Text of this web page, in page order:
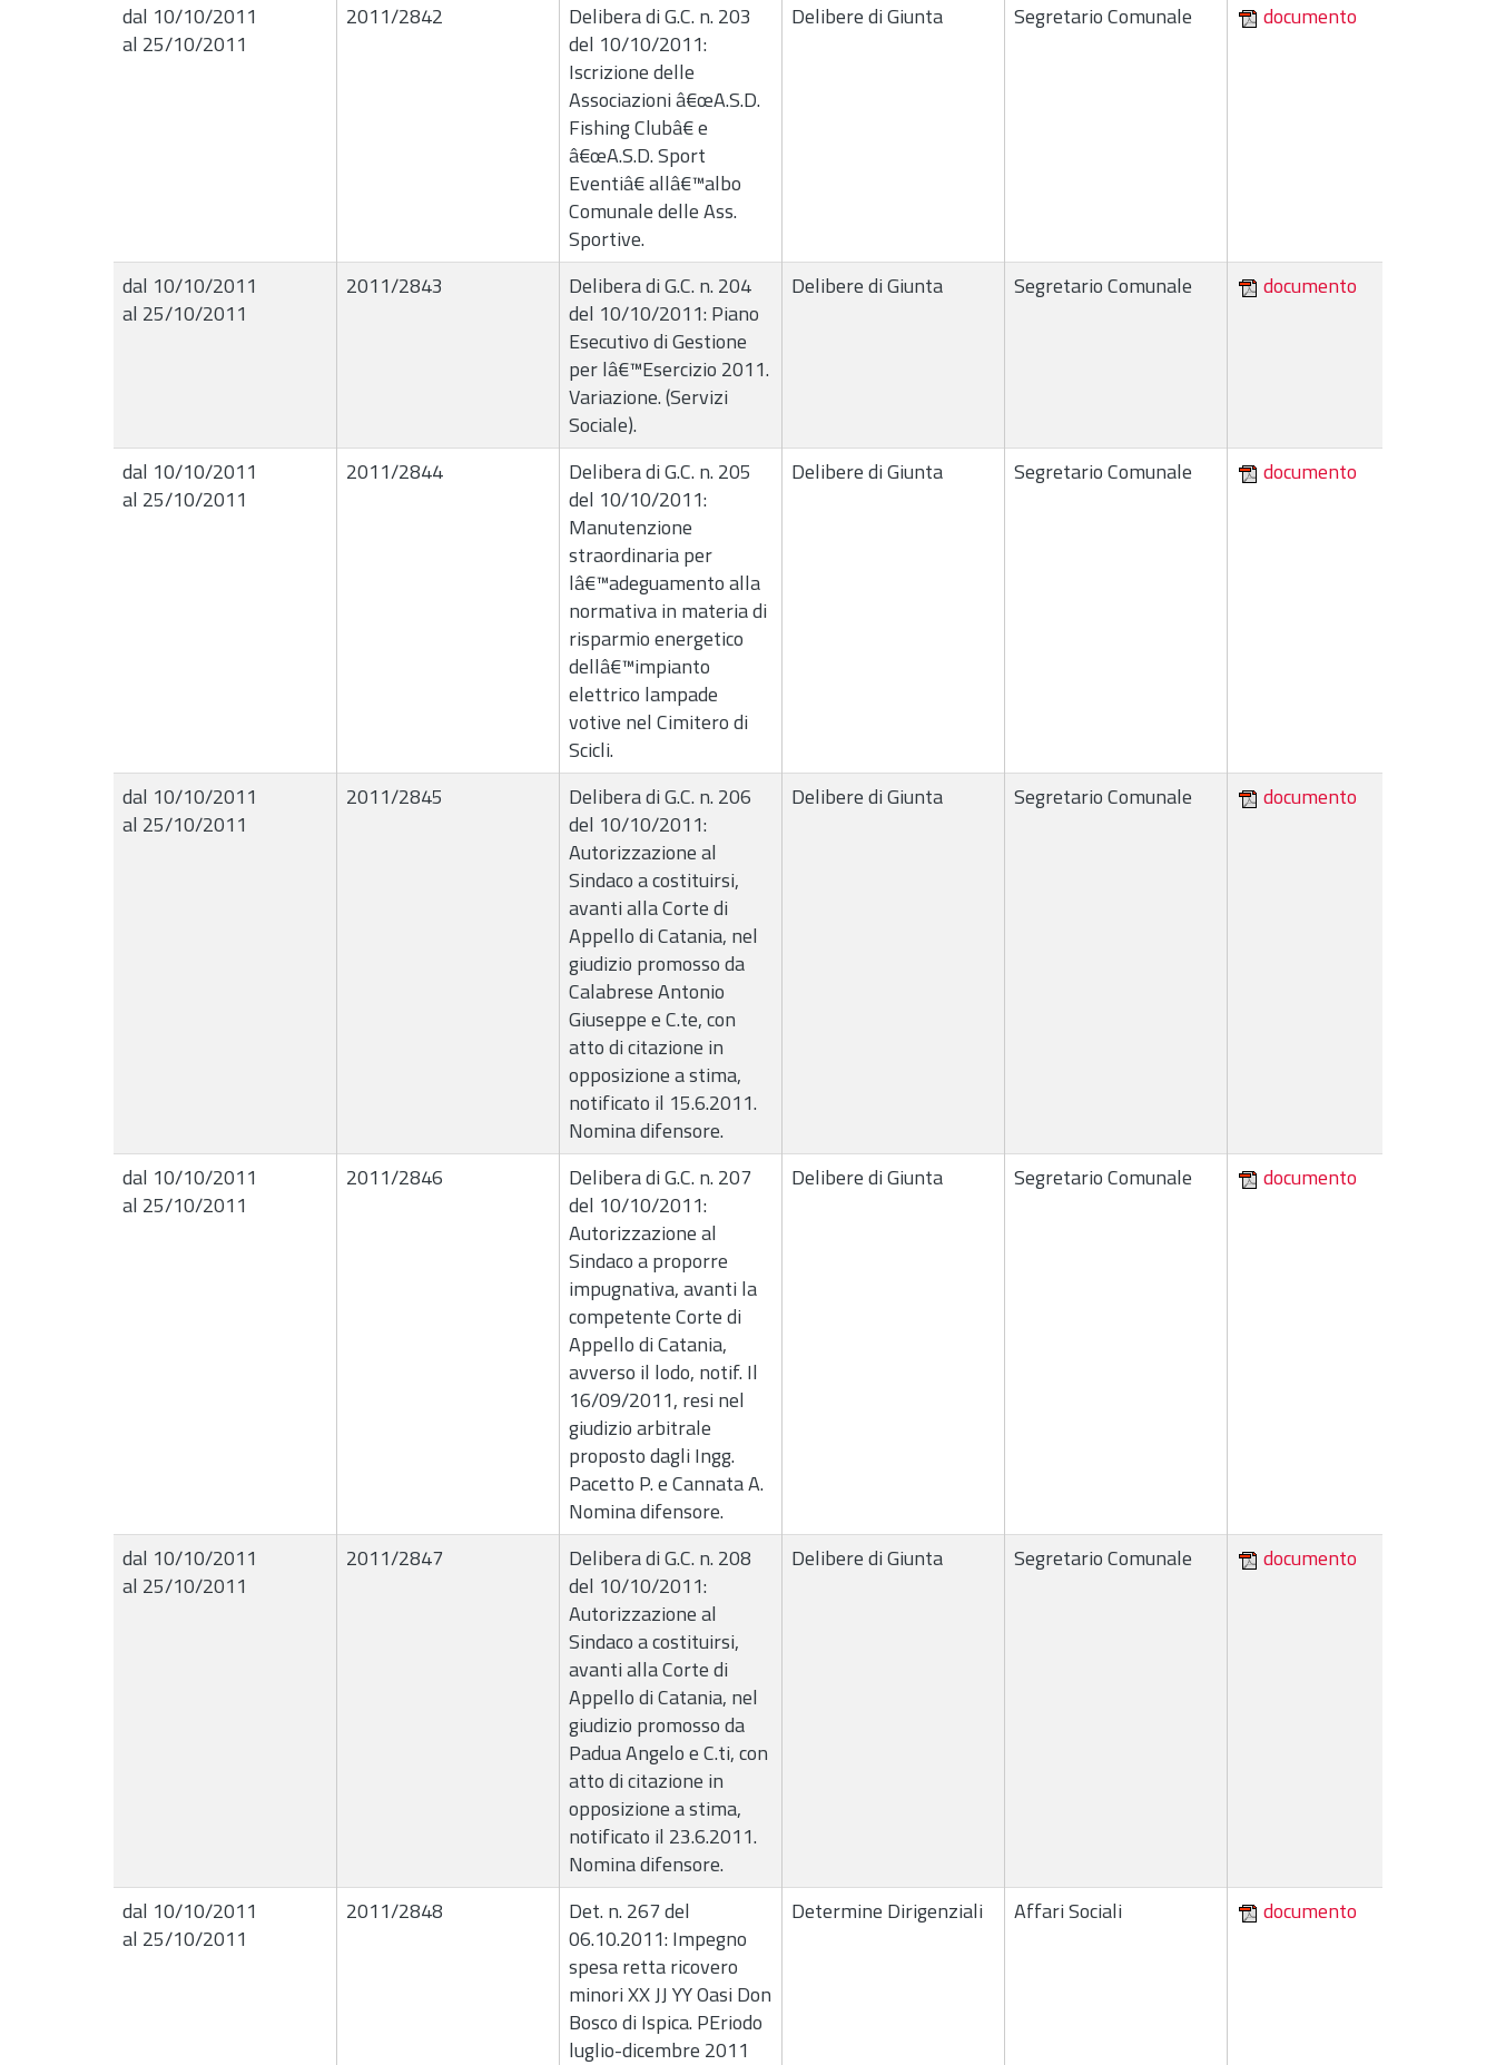
dal 10/10/2011
al 25/10/2011
2011/2842
Delibera di G.C. n. 203
del 10/10/2011:
Iscrizione delle
Associazioni â€œA.S.D.
Fishing Clubâ€ e
â€œA.S.D. Sport
Eventiâ€ allâ€™albo
Comunale delle Ass.
Sportive.
Delibere di Giunta Segretario Comunale documento
dal 10/10/2011
al 25/10/2011
2011/2843
Delibera di G.C. n. 204
del 10/10/2011: Piano
Esecutivo di Gestione
per lâ€™Esercizio 2011.
Variazione. (Servizi
Sociale).
Delibere di Giunta Segretario Comunale documento
dal 10/10/2011
al 25/10/2011
2011/2844
Delibera di G.C. n. 205
del 10/10/2011:
Manutenzione
straordinaria per
lâ€™adeguamento alla
normativa in materia di
risparmio energetico
dellâ€™impianto
elettrico lampade
votive nel Cimitero di
Scicli.
Delibere di Giunta Segretario Comunale documento
dal 10/10/2011
al 25/10/2011
2011/2845
Delibera di G.C. n. 206
del 10/10/2011:
Autorizzazione al
Sindaco a costituirsi,
avanti alla Corte di
Appello di Catania, nel
giudizio promosso da
Calabrese Antonio
Giuseppe e C.te, con
atto di citazione in
opposizione a stima,
notificato il 15.6.2011.
Nomina difensore.
Delibere di Giunta Segretario Comunale documento
dal 10/10/2011
al 25/10/2011
2011/2846
Delibera di G.C. n. 207
del 10/10/2011:
Autorizzazione al
Sindaco a proporre
impugnativa, avanti la
competente Corte di
Appello di Catania,
avverso il lodo, notif. Il
16/09/2011, resi nel
giudizio arbitrale
proposto dagli Ingg.
Pacetto P. e Cannata A.
Nomina difensore.
Delibere di Giunta Segretario Comunale documento
dal 10/10/2011
al 25/10/2011
2011/2847
Delibera di G.C. n. 208
del 10/10/2011:
Autorizzazione al
Sindaco a costituirsi,
avanti alla Corte di
Appello di Catania, nel
giudizio promosso da
Padua Angelo e C.ti, con
atto di citazione in
opposizione a stima,
notificato il 23.6.2011.
Nomina difensore.
Delibere di Giunta Segretario Comunale documento
dal 10/10/2011
al 25/10/2011
2011/2848
Det. n. 267 del
06.10.2011: Impegno
spesa retta ricovero
minori XX JJ YY Oasi Don
Bosco di Ispica. PEriodo
luglio-dicembre 2011
Determine Dirigenziali Affari Sociali documento